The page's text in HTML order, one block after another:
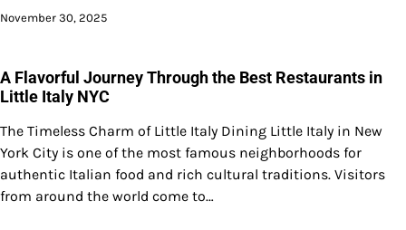
November 30, 2025
A Flavorful Journey Through the Best Restaurants in
Little Italy NYC
The Timeless Charm of Little Italy Dining Little Italy in New
York City is one of the most famous neighborhoods for
authentic Italian food and rich cultural traditions. Visitors
from around the world come to…